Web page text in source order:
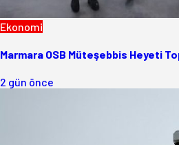
Ekonomi
Marmara OSB Müteşebbis Heyeti
2 gün önce